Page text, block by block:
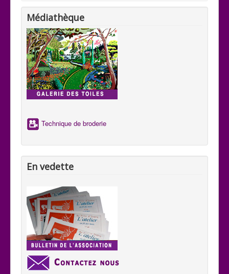
Médiathèque
Technique de broderie
En vedette